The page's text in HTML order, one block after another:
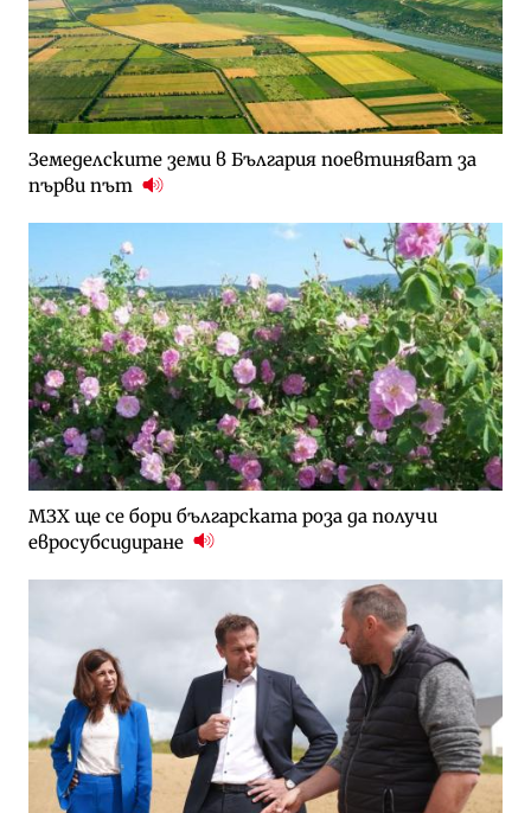
Земеделските земи в България поевтиняват за
първи път
МЗХ ще се бори българската роза да получи
евросубсидиране